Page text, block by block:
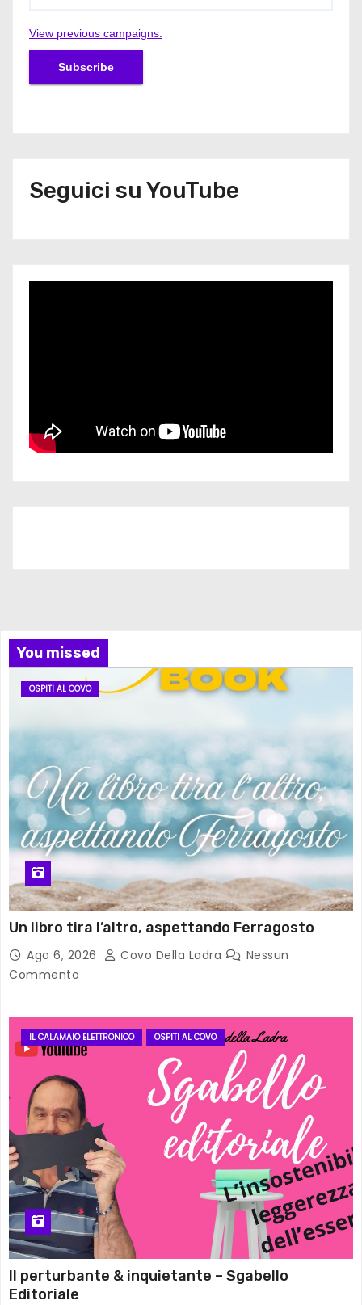
View previous campaigns.
Seguici su YouTube
You missed
OSPITI AL COVO
Un libro tira l’altro, aspettando Ferragosto
Ago 6, 2026 Covo Della Ladra
Nessun
Commento
IL CALAMAIO ELETTRONICO OSPITI AL COVO
Il perturbante & inquietante – Sgabello
Editoriale